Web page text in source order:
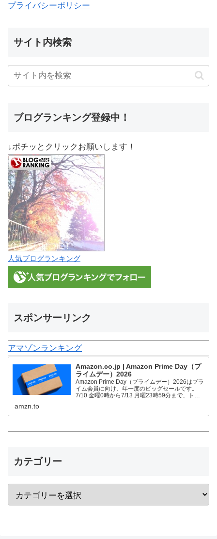
プライバシーポリシー
サイト内検索
ブログランキング登録中！
↓ポチッとクリックお願いします！
人気ブログランキング
スポンサーリンク
アマゾンランキング
Amazon.co.jp | Amazon Prime Day（プ
ライムデー）2026
Amazon Prime Day（プライムデー）2026はプラ
イム会員に向け、年一度のビッグセールです。
7/10 金曜0時から7/13 月曜23時59分まで、トッ
amzn.to
カテゴリー